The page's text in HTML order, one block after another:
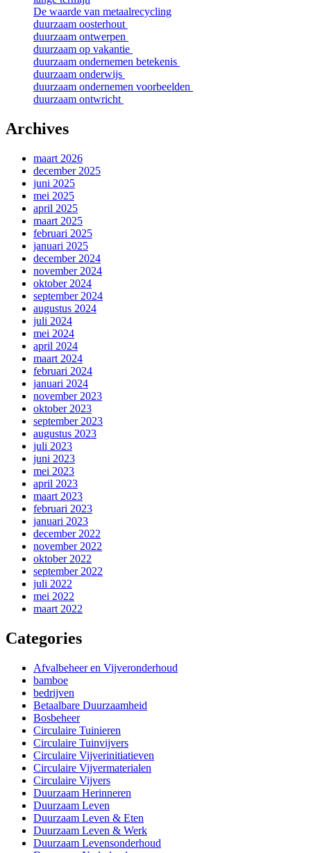
De waarde van metaalrecycling
duurzaam oosterhout
duurzaam ontwerpen
duurzaam op vakantie
duurzaam ondernemen betekenis
duurzaam onderwijs
duurzaam ondernemen voorbeelden
duurzaam ontwricht
Archives
maart 2026
december 2025
juni 2025
mei 2025
april 2025
maart 2025
februari 2025
januari 2025
december 2024
november 2024
oktober 2024
september 2024
augustus 2024
juli 2024
mei 2024
april 2024
maart 2024
februari 2024
januari 2024
november 2023
oktober 2023
september 2023
augustus 2023
juli 2023
juni 2023
mei 2023
april 2023
maart 2023
februari 2023
januari 2023
december 2022
november 2022
oktober 2022
september 2022
juli 2022
mei 2022
maart 2022
Categories
Afvalbeheer en Vijveronderhoud
bamboe
bedrijven
Betaalbare Duurzaamheid
Bosbeheer
Circulaire Tuinieren
Circulaire Tuinvijvers
Circulaire Vijverinitiatieven
Circulaire Vijvermaterialen
Circulaire Vijvers
Duurzaam Herinneren
Duurzaam Leven
Duurzaam Leven & Eten
Duurzaam Leven & Werk
Duurzaam Levensonderhoud